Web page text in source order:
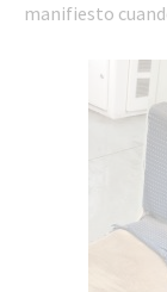
manifiesto